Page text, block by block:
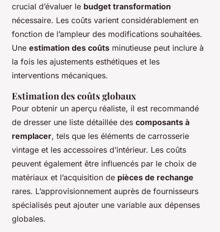
crucial d’évaluer le budget transformation
nécessaire. Les coûts varient considérablement en
fonction de l’ampleur des modifications souhaitées.
Une estimation des coûts minutieuse peut inclure à
la fois les ajustements esthétiques et les
interventions mécaniques.
Estimation des coûts globaux
Pour obtenir un aperçu réaliste, il est recommandé
de dresser une liste détaillée des composants à
remplacer, tels que les éléments de carrosserie
vintage et les accessoires d’intérieur. Les coûts
peuvent également être influencés par le choix de
matériaux et l’acquisition de pièces de rechange
rares. L’approvisionnement auprès de fournisseurs
spécialisés peut ajouter une variable aux dépenses
globales.